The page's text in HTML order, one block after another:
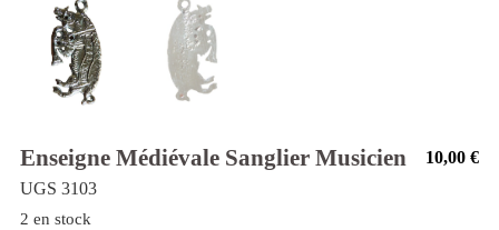
Enseigne Médiévale Sanglier Musicien 10,00€
UGS 3103
2 en stock